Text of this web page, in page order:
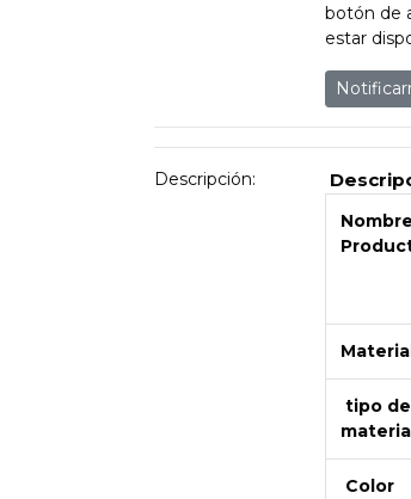
botón de
estar
Descripción:
tipo de
Color